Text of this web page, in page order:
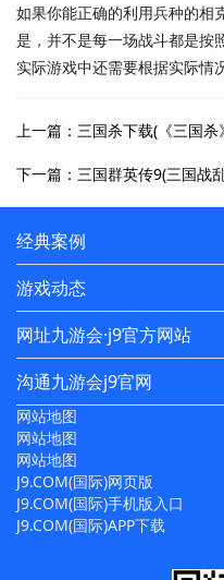
如果你能正确的利用兵种的相
是，并不是每一场战斗都是按
实际游戏中还需要根据实际情
下一篇：三国群英传9(三国战
经典案例
游戏动态
网址九游会·j9官方网站
沟通九游会j9官网
网站地图
网站地图
网站地图
J9.COM(国际)网页版
J9.COM(国际)手机版入口
J9.COM(国际)APP下载